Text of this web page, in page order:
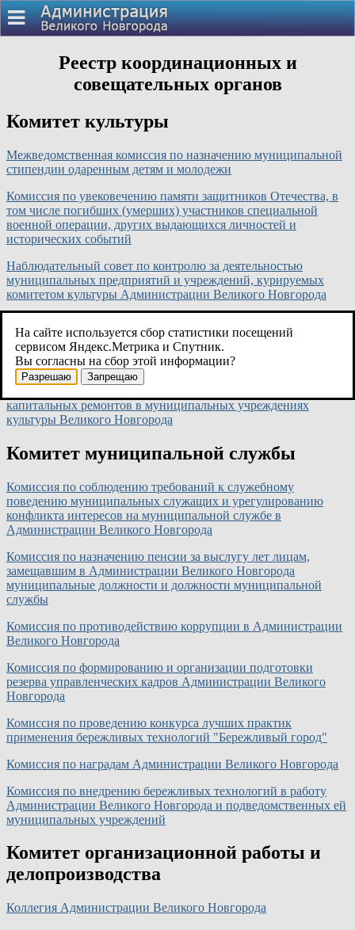
Реестр координационных и
совещательных органов
Комитет культуры
Межведомственная комиссия по назначению муниципальной
стипендии одаренным детям и молодежи
Комиссия по увековечению памяти защитников Отечества, в
том числе погибших (умерших) участников специальной
военной операции, других выдающихся личностей и
исторических событий
Наблюдательный совет по контролю за деятельностью
муниципальных предприятий и учреждений, курируемых
комитетом культуры Администрации Великого Новгорода
популяризации культурных мероприятий среди молодежи
"Пушкинская карта" на территории городского округа
Великий Новгород
капитальных ремонтов в муниципальных учреждениях
культуры Великого Новгорода
Комитет муниципальной службы
Комиссия по соблюдению требований к служебному
поведению муниципальных служащих и урегулированию
конфликта интересов на муниципальной службе в
Администрации Великого Новгорода
Комиссия по назначению пенсии за выслугу лет лицам,
замещавшим в Администрации Великого Новгорода
муниципальные должности и должности муниципальной
службы
Комиссия по противодействию коррупции в Администрации
Великого Новгорода
Комиссия по формированию и организации подготовки
резерва управленческих кадров Администрации Великого
Новгорода
Комиссия по проведению конкурса лучших практик
применения бережливых технологий "Бережливый город"
Комиссия по наградам Администрации Великого Новгорода
Комиссия по внедрению бережливых технологий в работу
Администрации Великого Новгорода и подведомственных ей
муниципальных учреждений
Комитет организационной работы и
делопроизводства
Коллегия Администрации Великого Новгорода
На сайте используется сбор статистики посещений
сервисом Яндекс.Метрика и Спутник.
Вы согласны на сбор этой информации?
Разрешаю Запрещаю